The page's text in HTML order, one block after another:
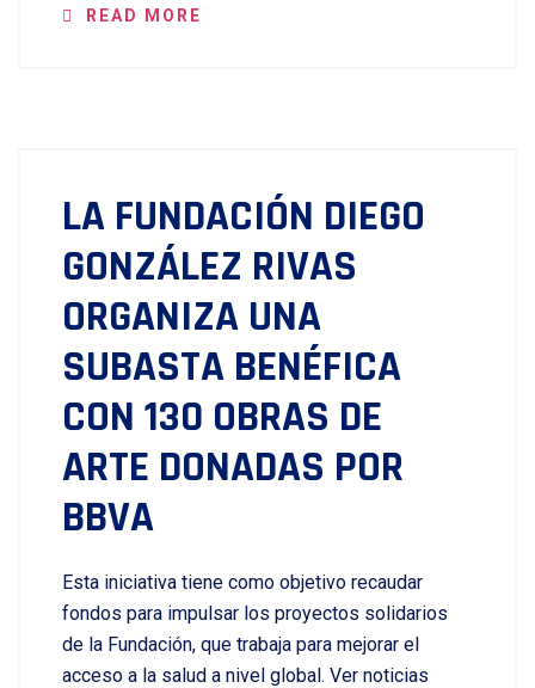
READ MORE
LA FUNDACIÓN DIEGO
GONZÁLEZ RIVAS
ORGANIZA UNA
SUBASTA BENÉFICA
CON 130 OBRAS DE
ARTE DONADAS POR
BBVA
Esta iniciativa tiene como objetivo recaudar
fondos para impulsar los proyectos solidarios
de la Fundación, que trabaja para mejorar el
acceso a la salud a nivel global. Ver noticias